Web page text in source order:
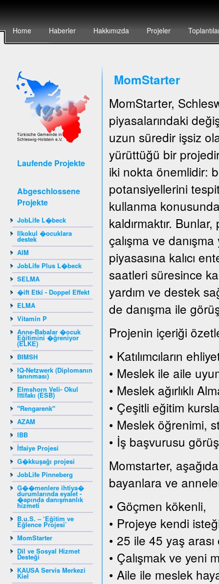
Home Haberler Hakkımızda Projeler
Laufende Projekte
Abgeschlossene
Projekte
JobLife L�beck
Ilkokul �ocuklara
destek
AIM
JobLife Plus L�beck
SELMA
�ift Etki - Doppel Effekt
ELMA
Vitamin P
Anne-Babalar �ocuk
Eğitimini �ğreniyor
(ELKE)
BIMSH
IQ-Netzwerk (Diplomanın
tanınması)
Elmshorn Veli- Okul
İttifakı (ESB)
"Rengarenk"
AZAM
IBB
İtfaiye Projesi
G�kkuşağı projesi
JobLife Pinneberg
G��menlere ihtiya�
durumlarında eyalet -
�apında danışmanlık
hizmeti
B.u.S. – ‘Eğitim ve
Eğlence Projesi’
MomStarter
Dil ve Sosyal Hizmet
Desteği
KAUSA Servis Merkezi
Kiel
MomStarter
MomStarter,
piyasalarındaki
uzun süredir işsiz
yürüttüğü bir
iki nokta önemlidir:
potansiyellerini
kullanma
kaldırmaktır.
çalışma ve
piyasasına kalıcı
saatleri süresince
yardım ve destek
de danışma ile
Projenin içeriği
• Katılımcıların
• Meslek ile aile
• Meslek ağırlıklı
• Çeşitli eğitim
• Meslek öğrenimi,
• İş başvurusu
Momstarter,
bayanlara ve
• Göçmen kökenli,
• Projeye kendi
• 25 ile 45 yaş
• Çalışmak ve yeni
• Aile ile meslek